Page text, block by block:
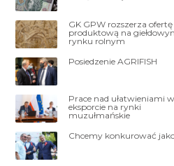
GK GPW rozszerza ofertę
produktową na
rynku rolnym
Posiedzenie AGRIFISH
Prace nad ułatwieniami w
eksporcie na rynki
muzułmańskie
Chcemy konkurować